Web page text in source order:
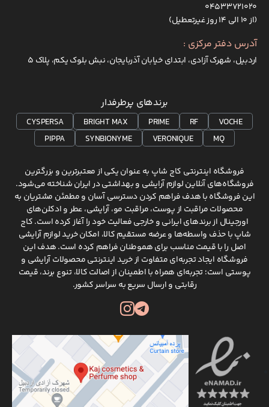
۰۴۵۳۳۷۲۱۰۲۰
(از ۱۰ الی ۱۴ روز غیرتعطیل)
آدرس دفتر مرکزی :
اردبیل، شهرک آزادی، ابتدای خیابان آذربایجان، نبش بلوک یکم، پلاک 5
برندهای پرطرفدار
VOCHE
RF
PRIME
BRIGHT MAX
CYSPERSA
MQ
VERONIQUE
SYNBIONYME
PIPPA
فروشگاه اینترنتی کاج شاپ به عنوان یکی از معتبرترین و بزرگترین
فروشگاه‌های آنلاین لوازم آرایشی و بهداشتی در ایران شناخته می‌شود.
این فروشگاه با هدف فراهم کردن دسترسی آسان و مطمئن مشتریان به
محصولات مراقبت از پوست، مراقبت مو، آرایشی، عطر و ادکلن‌های
اورجینال از برندهای ایرانی و خارجی فعالیت خود را آغاز کرده است. کاج
شاپ با حذف واسطه‌ها و عرضه مستقیم کالا، امکان خرید لوازم آرایشی
اصل را با قیمت مناسب برای هموطنان فراهم کرده است. هدف این
فروشگاه ایجاد تجربه‌ای متفاوت از خرید اینترنتی محصولات آرایشی و
پوستی است؛ تجربه‌ای همراه با اطمینان از اصالت کالا، تنوع برند، قیمت
رقابتی و ارسال سریع به سراسر کشور.